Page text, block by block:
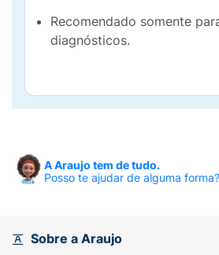
Recomendado somente
diagnósticos.
A Araujo tem de tudo.
Posso te ajudar de alguma forma?
Sobre a Araujo